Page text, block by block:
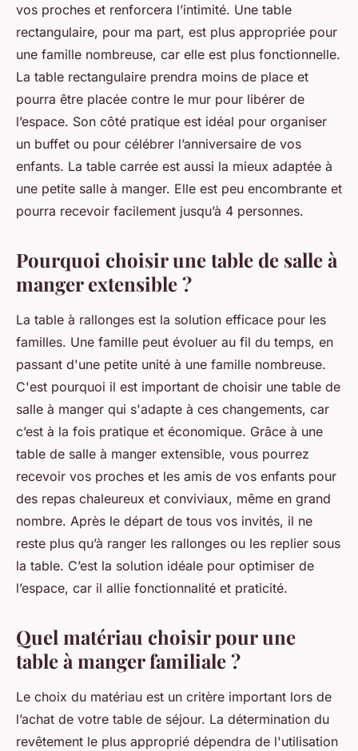
vos proches et renforcera l’intimité. Une table
rectangulaire, pour ma part, est plus appropriée pour
une famille nombreuse, car elle est plus fonctionnelle.
La table rectangulaire prendra moins de place et
pourra être placée contre le mur pour libérer de
l’espace. Son côté pratique est idéal pour organiser
un buffet ou pour célébrer l’anniversaire de vos
enfants. La table carrée est aussi la mieux adaptée à
une petite salle à manger. Elle est peu encombrante et
pourra recevoir facilement jusqu’à 4 personnes.
Pourquoi choisir une table de salle à
manger extensible ?
La table à rallonges est la solution efficace pour les
familles. Une famille peut évoluer au fil du temps, en
passant d'une petite unité à une famille nombreuse.
C'est pourquoi il est important de choisir une table de
salle à manger qui s'adapte à ces changements, car
c’est à la fois pratique et économique. Grâce à une
table de salle à manger extensible, vous pourrez
recevoir vos proches et les amis de vos enfants pour
des repas chaleureux et conviviaux, même en grand
nombre. Après le départ de tous vos invités, il ne
reste plus qu’à ranger les rallonges ou les replier sous
la table. C’est la solution idéale pour optimiser de
l’espace, car il allie fonctionnalité et praticité.
Quel matériau choisir pour une
table à manger familiale ?
Le choix du matériau est un critère important lors de
l’achat de votre table de séjour. La détermination du
revêtement le plus approprié dépendra de l'utilisation